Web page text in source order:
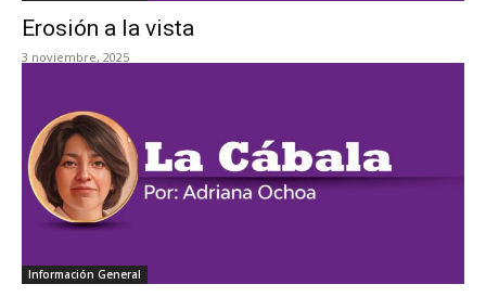
Erosión a la vista
3 noviembre, 2025
Información General